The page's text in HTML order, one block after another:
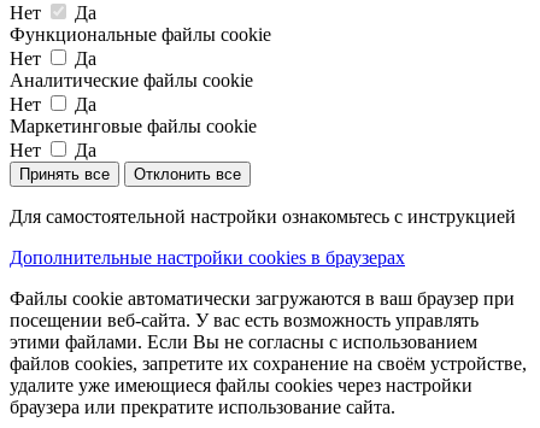
Нет
Да
Функциональные файлы cookie
Нет
Да
Аналитические файлы cookie
Нет
Да
Маркетинговые файлы cookie
Нет
Да
Принять все Отклонить все
Для самостоятельной настройки ознакомьтесь с инструкцией
Дополнительные настройки cookies в браузерах
Файлы cookie автоматически загружаются в ваш браузер при
посещении веб-сайта. У вас есть возможность управлять
этими файлами. Если Вы не согласны с использованием
файлов cookies, запретите их сохранение на своём устройстве,
удалите уже имеющиеся файлы cookies через настройки
браузера или прекратите использование сайта.